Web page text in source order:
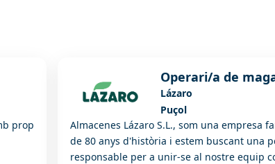
prop
Operari/a de
Lázaro
Puçol
Almacenes Lázaro S.L., som una empresa
de 80 anys d'història i estem buscant una
responsable per a unir-se al nostre equip